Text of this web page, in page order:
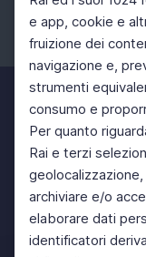
e app, cookie e
fruizione dei
navigazione e,
strumenti
consumo e
Per quanto
Rai e terzi
archiviare e/o
elaborare dati
identificatori
Facebook